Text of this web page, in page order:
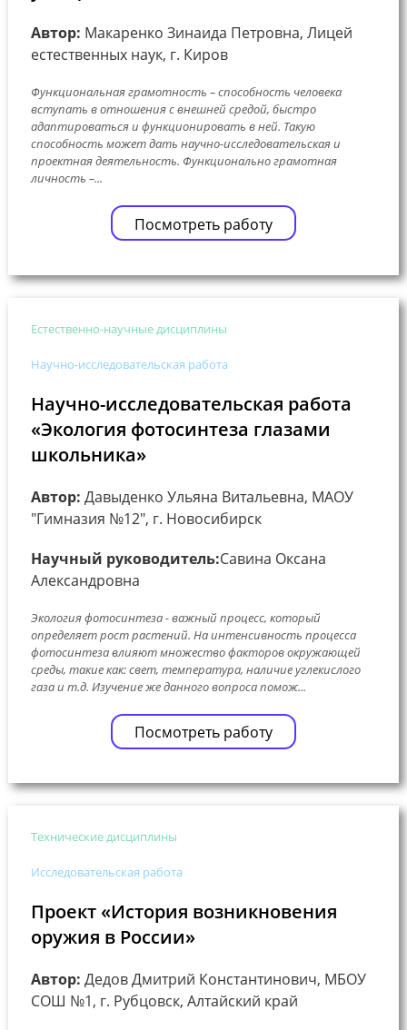
Автор: Макаренко Зинаида Петровна, Лицей
естественных наук, г. Киров
Функциональная грамотность – способность человека
вступать в отношения с внешней средой, быстро
адаптироваться и функционировать в ней. Такую
способность может дать научно-исследовательская и
проектная деятельность. Функционально грамотная
личность –...
Посмотреть работу
Естественно-научные дисциплины
Научно-исследовательская работа
Научно-исследовательская работа
«Экология фотосинтеза глазами
школьника»
Автор: Давыденко Ульяна Витальевна, МАОУ
"Гимназия №12", г. Новосибирск
Научный руководитель:Савина Оксана
Александровна
Экология фотосинтеза - важный процесс, который
определяет рост растений. На интенсивность процесса
фотосинтеза влияют множество факторов окружающей
среды, такие как: свет, температура, наличие углекислого
газа и т.д. Изучение же данного вопроса помож...
Посмотреть работу
Технические дисциплины
Исследовательская работа
Проект «История возникновения
оружия в России»
Автор: Дедов Дмитрий Константинович, МБОУ
СОШ №1, г. Рубцовск, Алтайский край